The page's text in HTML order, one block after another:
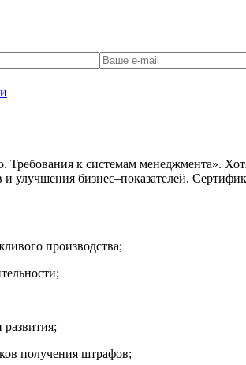
к системам менеджмента».
улучшения бизнес–показателей.
производства;
получения штрафов;